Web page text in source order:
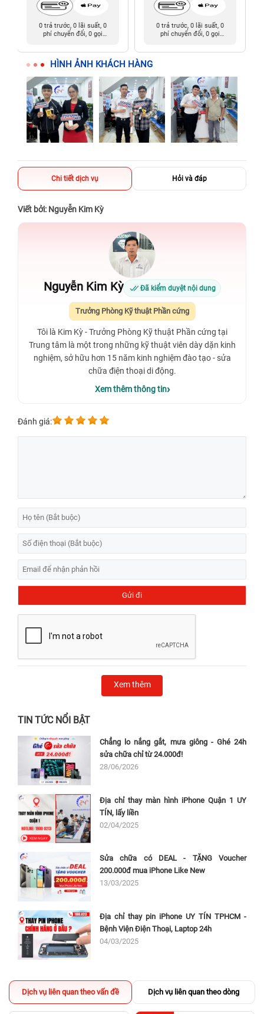
0 trả trước, 0 lãi suất, 0
phí chuyển đổi, 0 gọi
0 trả trước, 0 lãi suất, 0
phí chuyển đổi, 0 gọi
HÌNH ẢNH KHÁCH HÀNG
Chi tiết dịch vụ Hỏi và đáp
Viết bởi: Nguyễn Kim Kỳ
Nguyễn Kim Kỳ Đã kiểm duyệt nội dung
Trưởng Phòng Kỹ thuật Phần cứng
Tôi là Kim Kỳ - Trưởng Phòng Kỹ thuật Phần cứng tại
Trung tâm là một trong những kỹ thuật viên dày dặn kinh
nghiệm, sở hữu hơn 15 năm kinh nghiệm đào tạo - sửa
chữa điện thoại di động.
Xem thêm thông tin
Đánh giá:
Xem thêm
TIN TỨC NỔI BẬT
Chẳng lo nắng gắt, mưa giông - Ghé 24h
sửa chữa chỉ từ 24.000đ!
28/06/2026
Địa chỉ thay màn hình iPhone Quận 1 UY
TÍN, lấy liền
02/04/2025
Sửa chữa có DEAL - TẶNG Voucher
200.000đ mua iPhone Like New
13/03/2025
Địa chỉ thay pin iPhone UY TÍN TPHCM -
Bệnh Viện Điện Thoại, Laptop 24h
04/03/2025
Dịch vụ liên quan theo vấn đề Dịch vụ liên quan theo dòng